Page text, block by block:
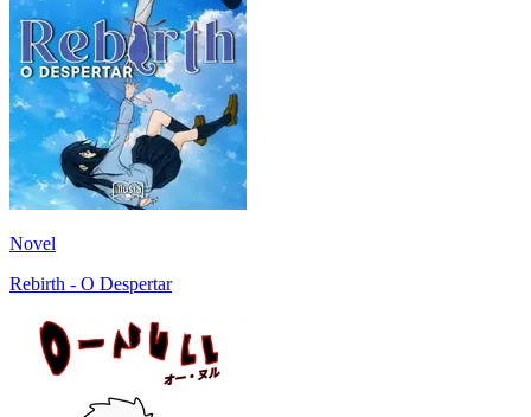
Novel
Rebirth - O Despertar